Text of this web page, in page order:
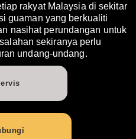
rakyat Malaysia di sekitar
guaman yang berkualiti
nasihat perundangan untuk
sekiranya perlu
undang-undang.